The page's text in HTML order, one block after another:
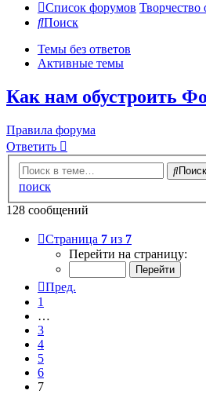
Список форумов Творчество
Поиск
Темы без ответов
Активные темы
Как нам обустроить
Правила форума
Ответить
Поиск
поиск
128 сообщений
Страница 7 из 7
Перейти на страницу:
Пред.
1
…
3
4
5
6
7